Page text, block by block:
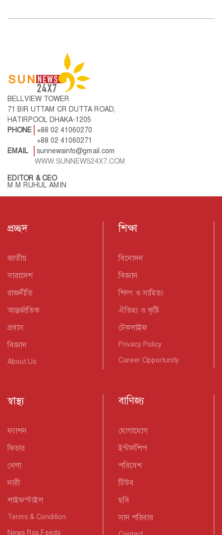
BELLVIEW TOWER
71 BIR UTTAM CR DUTTA ROAD,
HATIRPOOL DHAKA-1205
PHONE
+88 02 41060270
+88 02 41060271
EMAIL
sunnewsinfo@gmail.com
WWW.SUNNEWS24X7.COM
EDITOR & CEO
M M RUHUL AMIN
প্রচ্ছদ
জাতীয়
সারাদেশ
রাজনীতি
আন্তর্জাতিক
প্রবাস
বিজ্ঞান
About Us
শিক্ষা
বিনোদন
বিজ্ঞান
শিল্প ও সাহিত্য
ঐতিহ্য ও কৃষ্টি
টেকলাইফ
Privacy Policy
Career Opportunity
স্বাস্থ্য
ফ্যাশন
ফিচার
খেলা
নারী
লাইফস্টাইল
Terms & Condition
News Rss Feeds
বাণিজ্য
যোগাযোগ
ইন্টার্নশিপ
পরিবেশ
টিউব
ছবি
সান পরিবার